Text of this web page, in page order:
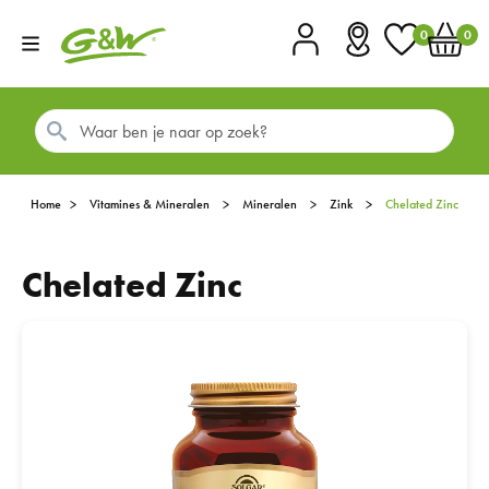
0 0
Home Vitamines & Mineralen Mineralen Zink Chelated Zinc
Chelated Zinc